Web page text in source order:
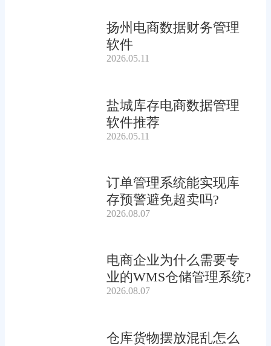
扬州电商数据财务管理
软件
2026.05.11
盐城库存电商数据管理
软件推荐
2026.05.11
订单管理系统能实现库
存预警避免超卖吗?
2026.08.07
电商企业为什么需要专
业的WMS仓储管理系统?
2026.08.07
仓库货物摆放混乱怎么